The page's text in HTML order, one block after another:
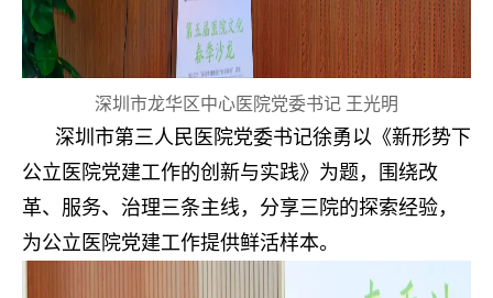
深圳市龙华区中心医院党委书记 王光明
深圳市第三人民医院党委书记徐勇以《新形势下
公立医院党建工作的创新与实践》为题，围绕改
革、服务、治理三条主线，分享三院的探索经验，
为公立医院党建工作提供鲜活样本。